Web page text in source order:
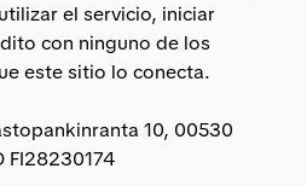
el servicio, iniciar
con ninguno de los
este sitio lo conecta.
10, 00530
FI28230174